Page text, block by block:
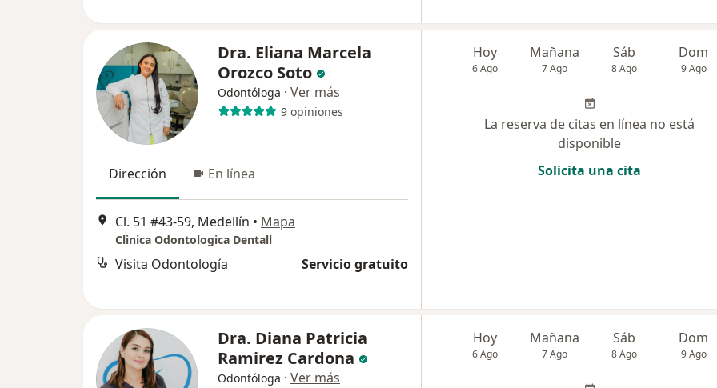
Dra. Eliana Marcela
Orozco Soto
Odontóloga · Ver más
9 opiniones
Dirección En línea
Cl. 51 #43-59, Medellín • Mapa
Clinica Odontologica Dentall
Visita Odontología Servicio gratuito
Hoy
6 Ago
Mañana
7 Ago
Sáb
8 Ago
Dom
9 Ago
La reserva de citas en línea no está
disponible
Solicita una cita
Dra. Diana Patricia
Ramirez Cardona
Odontóloga · Ver más
Hoy
6 Ago
Mañana
7 Ago
Sáb
8 Ago
Dom
9 Ago